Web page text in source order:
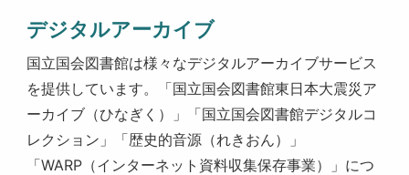
デジタルアーカイブ
国立国会図書館は様々なデジタルアーカイブサービス
を提供しています。「国立国会図書館東日本大震災ア
ーカイブ（ひなぎく）」「国立国会図書館デジタルコ
レクション」「歴史的音源（れきおん）」
「WARP（インターネット資料収集保存事業）」につ